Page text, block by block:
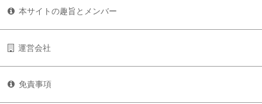
本サイトの趣旨とメンバー
運営会社
免責事項